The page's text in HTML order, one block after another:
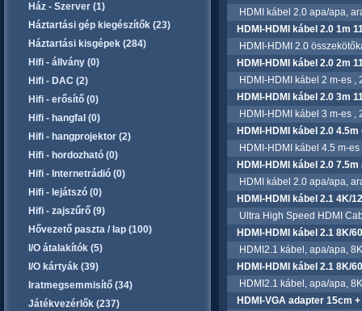
Ház - Szerver (1)
Háztartási gép kiegészítők (23)
Háztartási kisgépek (284)
Hifi - állvány (0)
Hifi - DAC (2)
Hifi - erősítő (0)
Hifi - hangfal (0)
Hifi - hangprojektor (2)
Hifi - hordozható (0)
Hifi - Internetrádió (0)
Hifi - lejátszó (0)
Hifi - zajszűrő (9)
Hővezető paszta / lap (100)
I/O átalakítók (5)
I/O kártyák (39)
Iratmegsemmisítő (34)
Játékvezérlők (237)
HDMI kábel 2.0 apa/apa,
HDMI-HDMI kábel 2.0 1m
HDMI-HDMI 2.0
HDMI-HDMI kábel 2.0 2m
HDMI-HDMI kábel 2 m-es ,
HDMI-HDMI kábel 2.0 3m
HDMI-HDMI kábel 3 m-es ,
HDMI-HDMI kábel 2.0
HDMI-HDMI kábel 4.5 m-es
HDMI-HDMI kábel 2.0
HDMI kábel 2.0 apa/apa,
HDMI-HDMI kábel 2.1 4K/
Ultra High Speed HDMI
HDMI-HDMI kábel 2.1 8K/
HDMI2.1 kábel, apa/apa,
HDMI-HDMI kábel 2.1 8K/
HDMI2.1 kábel, apa/apa,
HDMI-VGA adapter 15cm